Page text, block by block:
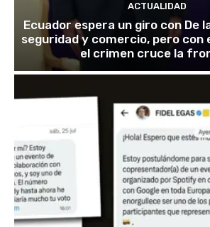
ACTUALIDAD
Ecuador espera un giro con De
seguridad y comercio, pero con
el crimen cruce la